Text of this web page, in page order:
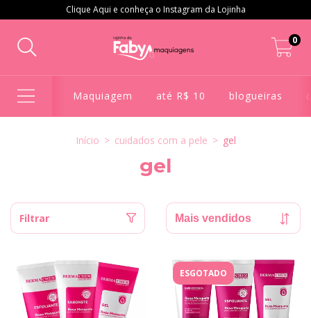
Clique Aqui e conheça o Instagram da Lojinha
0
Maquiagem até R$ 10 blogueiras
Início > cuidados com a pele > gel
gel
Filtrar
ESGOTADO